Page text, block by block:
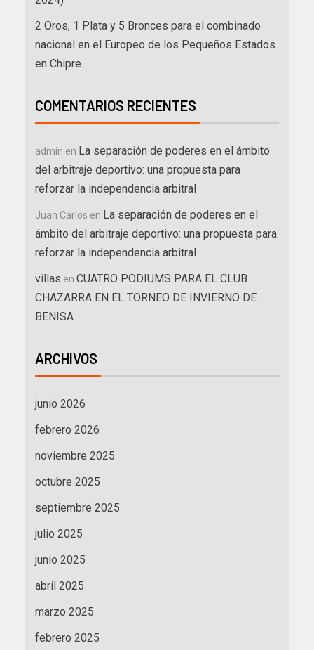
2 Oros, 1 Plata y 5 Bronces para el combinado
nacional en el Europeo de los Pequeños Estados
en Chipre
COMENTARIOS RECIENTES
admin en La separación de poderes en el ámbito
del arbitraje deportivo: una propuesta para
reforzar la independencia arbitral
Juan Carlos en La separación de poderes en el
ámbito del arbitraje deportivo: una propuesta para
reforzar la independencia arbitral
villas en CUATRO PODIUMS PARA EL CLUB
CHAZARRA EN EL TORNEO DE INVIERNO DE
BENISA
ARCHIVOS
junio 2026
febrero 2026
noviembre 2025
octubre 2025
septiembre 2025
julio 2025
junio 2025
abril 2025
marzo 2025
febrero 2025